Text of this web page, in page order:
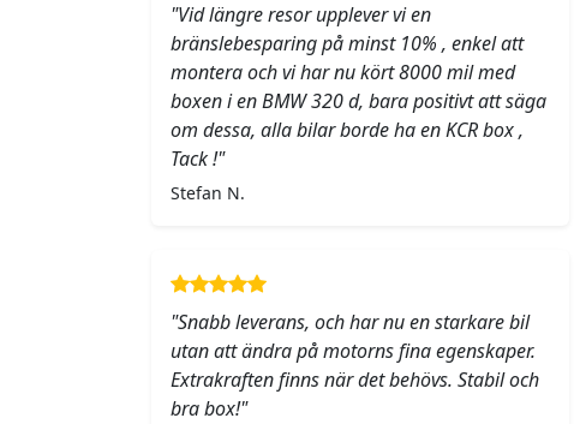
"Vid längre resor upplever vi en
bränslebesparing på minst 10% , enkel att
montera och vi har nu kört 8000 mil med
boxen i en BMW 320 d, bara positivt att säga
om dessa, alla bilar borde ha en KCR box ,
Tack !"
Stefan N.
"Snabb leverans, och har nu en starkare bil
utan att ändra på motorns fina egenskaper.
Extrakraften finns när det behövs. Stabil och
bra box!"